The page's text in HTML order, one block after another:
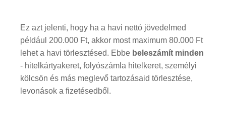
Ez azt jelenti, hogy ha a havi nettó jövedelmed
például 200.000 Ft, akkor most maximum 80.000 Ft
lehet a havi törlesztésed. Ebbe beleszámít minden
- hitelkártyakeret, folyószámla hitelkeret, személyi
kölcsön és más meglevő tartozásaid törlesztése,
levonások a fizetésedből.